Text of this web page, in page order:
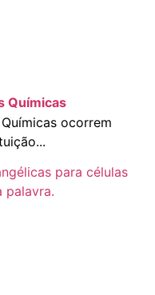
Químicas
ocorrem